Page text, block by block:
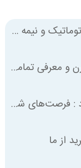
تفاوت خط تولید انسانی، اتوماتیک و نیمه اتوماتیک چیست؟
بررسی انواع خط تولید مدرن و معرفی تمامی استانداردهای لازم
لیست انواع شغل‌ های آزاد : فرصت‌های شغلی متنوع برای همه
از ما